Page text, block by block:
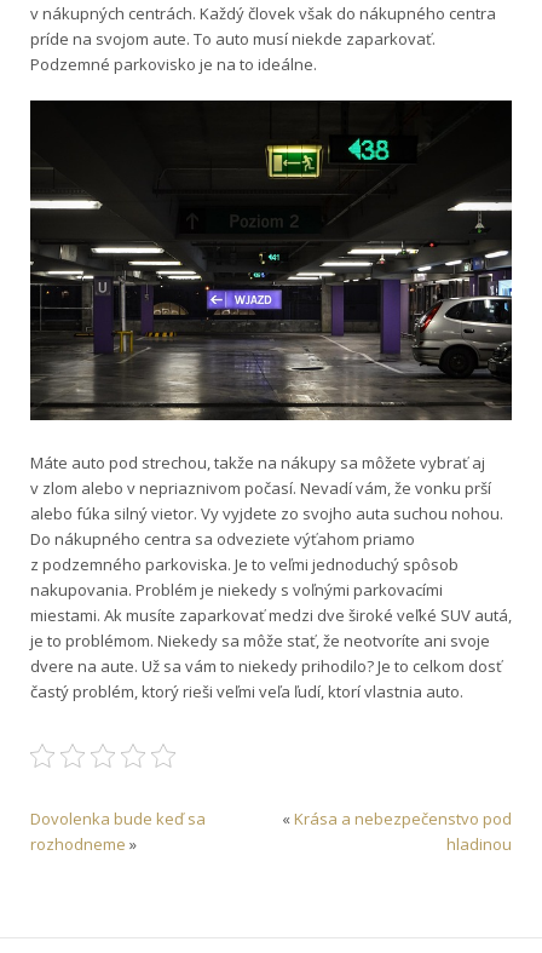
v nákupných centrách. Každý človek však do nákupného centra
príde na svojom aute. To auto musí niekde zaparkovať.
Podzemné parkovisko je na to ideálne.
Máte auto pod strechou, takže na nákupy sa môžete vybrať aj
v zlom alebo v nepriaznivom počasí. Nevadí vám, že vonku prší
alebo fúka silný vietor. Vy vyjdete zo svojho auta suchou nohou.
Do nákupného centra sa odveziete výťahom priamo
z podzemného parkoviska. Je to veľmi jednoduchý spôsob
nakupovania. Problém je niekedy s voľnými parkovacími
miestami. Ak musíte zaparkovať medzi dve široké veľké SUV autá,
je to problémom. Niekedy sa môže stať, že neotvoríte ani svoje
dvere na aute. Už sa vám to niekedy prihodilo? Je to celkom dosť
častý problém, ktorý rieši veľmi veľa ľudí, ktorí vlastnia auto.
Dovolenka bude keď sa
rozhodneme »
« Krása a nebezpečenstvo pod
hladinou